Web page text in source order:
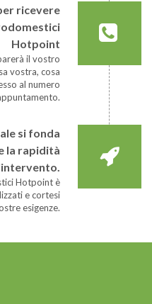
ricevere
Hotpoint
il vostro
vostra, cosa
al numero
si fonda
la rapidità
Hotpoint è
e cortesi
esigenze.